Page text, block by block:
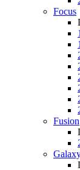
Focus
Fusion